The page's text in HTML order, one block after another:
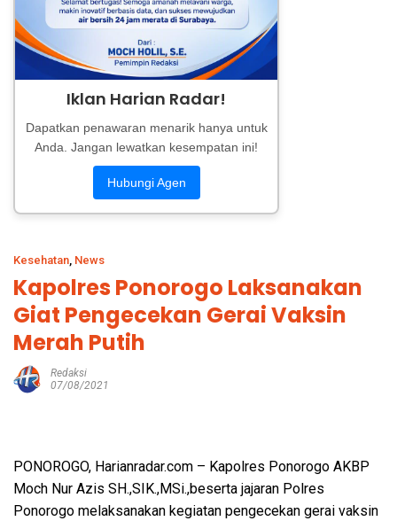
Iklan Harian Radar!
Dapatkan penawaran menarik hanya untuk
Anda. Jangan lewatkan kesempatan ini!
Hubungi Agen
Kesehatan, News
Kapolres Ponorogo Laksanakan
Giat Pengecekan Gerai Vaksin
Merah Putih
Redaksi
07/08/2021
PONOROGO, Harianradar.com – Kapolres Ponorogo AKBP
Moch Nur Azis SH.,SIK.,MSi.,beserta jajaran Polres
Ponorogo melaksanakan kegiatan pengecekan gerai vaksin